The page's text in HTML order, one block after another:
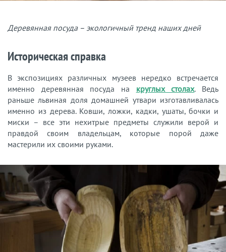
Деревянная посуда – экологичный тренд наших дней
Историческая справка
В экспозициях различных музеев нередко встречается
именно деревянная посуда на круглых столах. Ведь
раньше львиная доля домашней утвари изготавливалась
именно из дерева. Ковши, ложки, кадки, ушаты, бочки и
миски – все эти нехитрые предметы служили верой и
правдой своим владельцам, которые порой даже
мастерили их своими руками.